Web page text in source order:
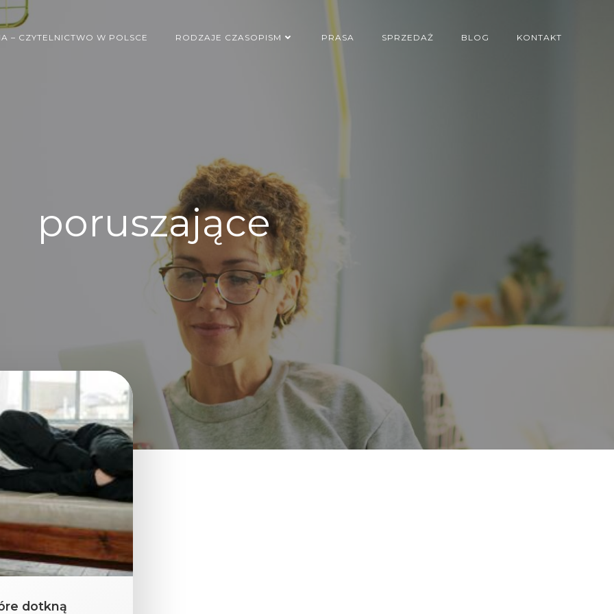
– CZYTELNICTWO W POLSCE RODZAJE CZASOPISM PRASA SPRZEDAŻ BLOG KONTAKT
poruszające
dotkną